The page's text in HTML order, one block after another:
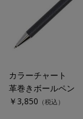
カラーチャート
革巻きボールペン
￥3,850 （税込）